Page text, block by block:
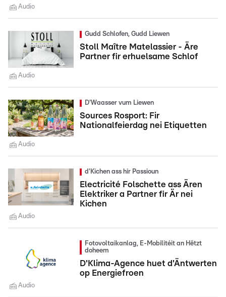
Audio
Gudd Schlofen, Gudd Liewen
Stoll Maître Matelassier - Äre
Partner fir erhuelsame Schlof
Audio
D'Waasser vum Liewen
Sources Rosport: Fir
Nationalfeierdag nei Etiquetten
Audio
d'Kichen ass hir Passioun
Electricité Folschette ass Ären
Elektriker a Partner fir Är nei
Kichen
Audio
Fotovoltaikanlag, E-Mobilitéit an Hëtzt
doheem
D'Klima-Agence huet d'Äntwerten
op Energiefroen
Audio